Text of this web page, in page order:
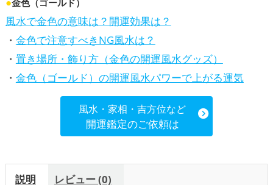
金色（ゴールド）
風水で金色の意味は？開運効果は？
・ 金色で注意すべきNG風水は？
・ 置き場所・飾り方（金色の開運風水グッズ）
・ 金色（ゴールド）の開運風水パワーで上がる運気
風水・家相・吉方位など
開運鑑定のご依頼は
説明 レビュー (0)